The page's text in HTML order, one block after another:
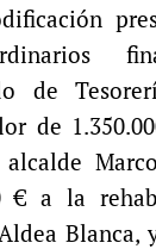
de
de
€ a la
Blanca,